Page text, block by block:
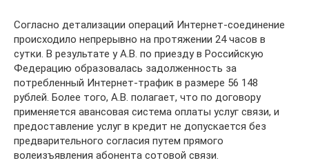
Согласно детализации операций Интернет-соединение
происходило непрерывно на протяжении 24 часов в
сутки. В результате у А.В. по приезду в Российскую
Федерацию образовалась задолженность за
потребленный Интернет-трафик в размере 56 148
рублей. Более того, А.В. полагает, что по договору
применяется авансовая система оплаты услуг связи, и
предоставление услуг в кредит не допускается без
предварительного согласия путем прямого
волеизъявления абонента сотовой связи.